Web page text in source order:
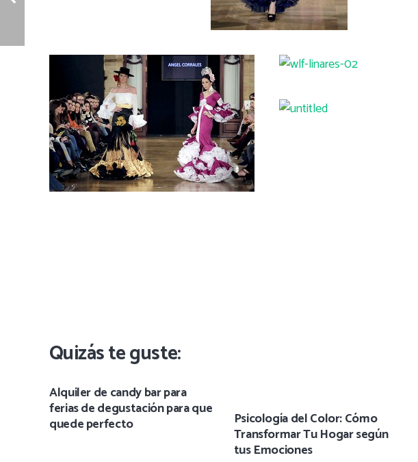
Quizás te guste:
Alquiler de candy bar para
ferias de degustación para que
quede perfecto Psicología del Color: Cómo
Transformar Tu Hogar según
tus Emociones